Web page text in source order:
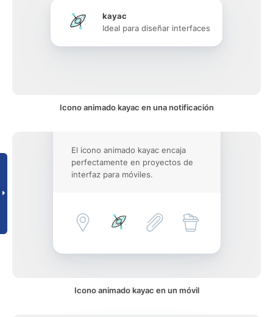
kayac
Ideal para diseñar interfaces
Icono animado kayac en una notificación
El icono animado kayac encaja
perfectamente en proyectos de
interfaz para móviles.
Icono animado kayac en un móvil